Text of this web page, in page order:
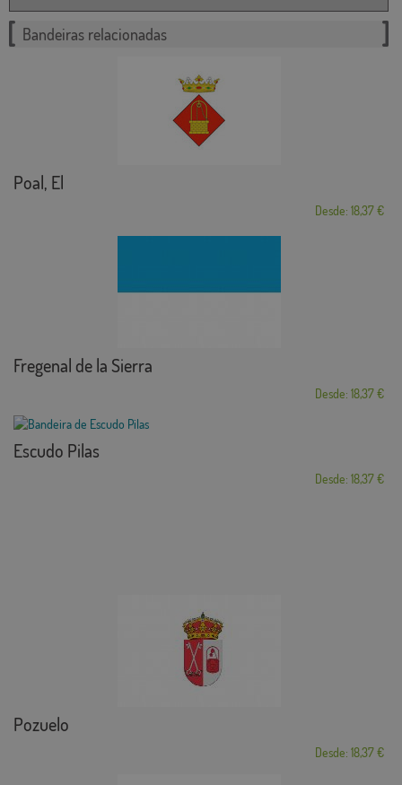
Bandeiras relacionadas
Poal, El
Desde: 18,37 €
Fregenal de la Sierra
Desde: 18,37 €
Escudo Pilas
Desde: 18,37 €
Pozuelo
Desde: 18,37 €